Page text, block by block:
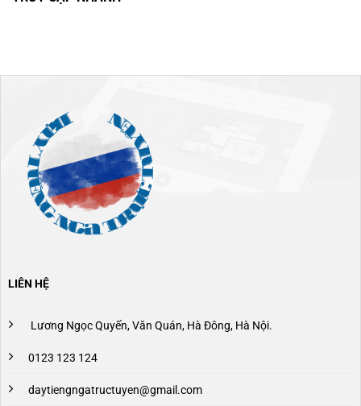
LIÊN HỆ
Lương Ngọc Quyến, Văn Quán, Hà Đông, Hà Nội.
0123 123 124
daytiengngatructuyen@gmail.com